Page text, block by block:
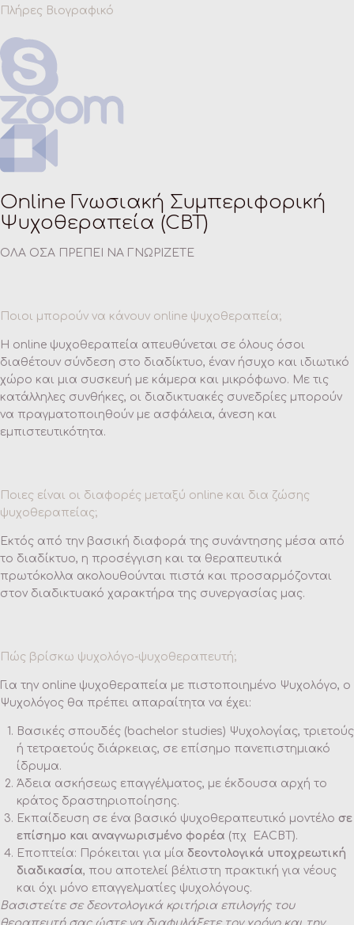
Πλήρες Βιογραφικό
Online Γνωσιακή Συμπεριφορική
Ψυχοθεραπεία (CBT)
ΟΛΑ ΟΣΑ ΠΡΕΠΕΙ ΝΑ ΓΝΩΡΙΖΕΤΕ
Ποιοι μπορούν να κάνουν online ψυχοθεραπεία;
Η online ψυχοθεραπεία απευθύνεται σε όλους όσοι
διαθέτουν σύνδεση στο διαδίκτυο, έναν ήσυχο και ιδιωτικό
χώρο και μια συσκευή με κάμερα και μικρόφωνο. Με τις
κατάλληλες συνθήκες, οι διαδικτυακές συνεδρίες μπορούν
να πραγματοποιηθούν με ασφάλεια, άνεση και
εμπιστευτικότητα.
Ποιες είναι οι διαφορές μεταξύ online και δια ζώσης
ψυχοθεραπείας;
Εκτός από την βασική διαφορά της συνάντησης μέσα από
το διαδίκτυο, η προσέγγιση και τα θεραπευτικά
πρωτόκολλα ακολουθούνται πιστά και προσαρμόζονται
στον διαδικτυακό χαρακτήρα της συνεργασίας μας.
Πώς βρίσκω ψυχολόγο-ψυχοθεραπευτή;
Για την online ψυχοθεραπεία με πιστοποιημένο Ψυχολόγο, ο
Ψυχολόγος θα πρέπει απαραίτητα να έχει:
Βασικές σπουδές (bachelor studies) Ψυχολογίας, τριετούς
ή τετραετούς διάρκειας, σε επίσημο πανεπιστημιακό
ίδρυμα.
Άδεια ασκήσεως επαγγέλματος, με έκδουσα αρχή το
κράτος δραστηριοποίησης.
Εκπαίδευση σε ένα βασικό ψυχοθεραπευτικό μοντέλο σε
επίσημο και αναγνωρισμένο φορέα (πχ ΕΑCBT).
Εποπτεία: Πρόκειται για μία δεοντολογικά υποχρεωτική
διαδικασία, που αποτελεί βέλτιστη πρακτική για νέους
και όχι μόνο επαγγελματίες ψυχολόγους.
Βασιστείτε σε δεοντολογικά κριτήρια επιλογής του